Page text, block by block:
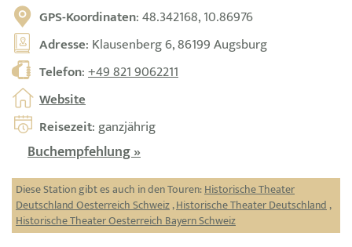
GPS-Koordinaten: 48.342168, 10.86976
Adresse: Klausenberg 6, 86199 Augsburg
Telefon:+49 821 9062211
Website
Reisezeit: ganzjährig
Buchempfehlung »
Diese Station gibt es auch in den Touren:Historische Theater
Deutschland Oesterreich Schweiz,Historische Theater Deutschland,
Historische Theater Oesterreich Bayern Schweiz